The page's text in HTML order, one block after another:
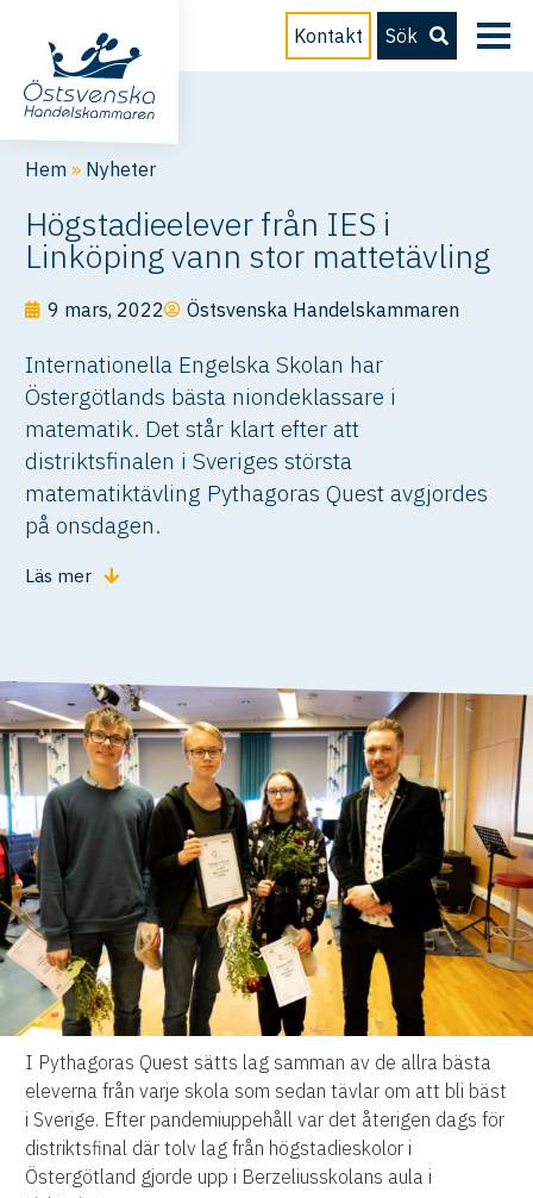
Kontakt Sök
Hem » Nyheter
Högstadieelever från IES i
Linköping vann stor mattetävling
9 mars, 2022 Östsvenska Handelskammaren
Internationella Engelska Skolan har
Östergötlands bästa niondeklassare i
matematik. Det står klart efter att
distriktsfinalen i Sveriges största
matematiktävling Pythagoras Quest avgjordes
på onsdagen.
Läs mer
I Pythagoras Quest sätts lag samman av de allra bästa
eleverna från varje skola som sedan tävlar om att bli bäst
i Sverige. Efter pandemiuppehåll var det återigen dags för
distriktsfinal där tolv lag från högstadieskolor i
Östergötland gjorde upp i Berzeliusskolans aula i